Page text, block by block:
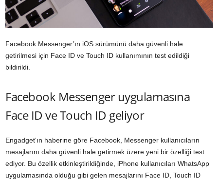
Facebook Messenger’ın iOS sürümünü daha güvenli hale
getirilmesi için Face ID ve Touch ID kullanımının test edildiği
bildirildi.
Facebook Messenger uygulamasına
Face ID ve Touch ID geliyor
Engadget‘ın haberine göre Facebook, Messenger kullanıcıların
mesajlarını daha güvenli hale getirmek üzere yeni bir özelliği test
ediyor. Bu özellik etkinleştirildiğinde, iPhone kullanıcıları WhatsApp
uygulamasında olduğu gibi gelen mesajlarını Face ID, Touch ID